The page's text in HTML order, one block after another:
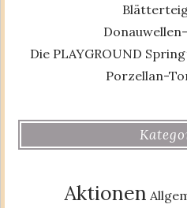
Die PLAYGROUND
Porzellan-
Aktionen